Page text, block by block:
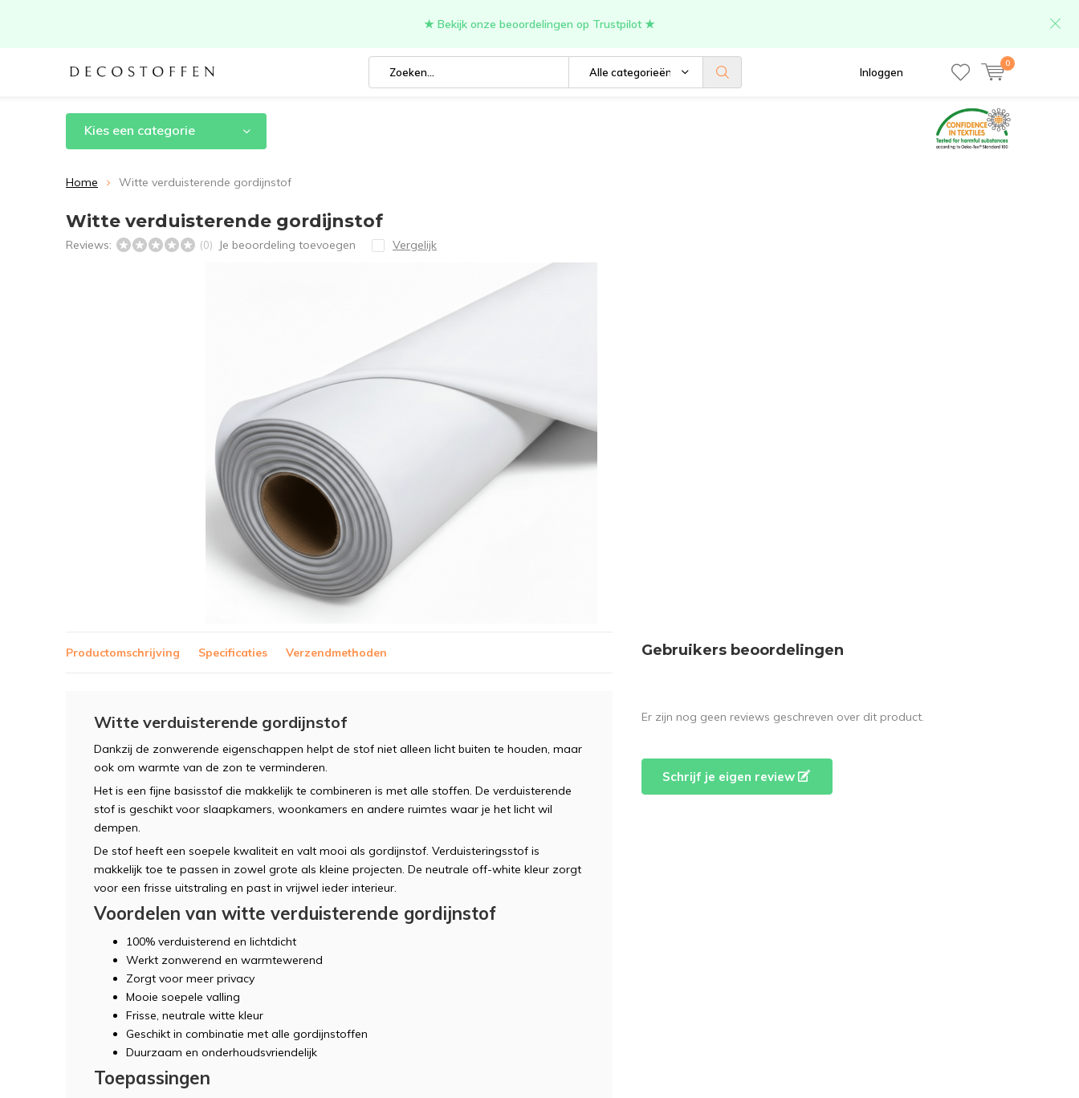
Alle categorieën Inloggen
0
★ Bekijk onze beoordelingen op Trustpilot ★
Kies een categorie
Home Witte verduisterende gordijnstof
Witte verduisterende gordijnstof
Reviews: (0) Je beoordeling toevoegen Vergelijk
Productomschrijving Specificaties Verzendmethoden
Witte verduisterende gordijnstof
Dankzij de zonwerende eigenschappen helpt de stof niet alleen licht buiten te houden, maar
ook om warmte van de zon te verminderen.
Het is een fijne basisstof die makkelijk te combineren is met alle stoffen. De verduisterende
stof is geschikt voor slaapkamers, woonkamers en andere ruimtes waar je het licht wil
dempen.
De stof heeft een soepele kwaliteit en valt mooi als gordijnstof. Verduisteringsstof is
makkelijk toe te passen in zowel grote als kleine projecten. De neutrale off-white kleur zorgt
voor een frisse uitstraling en past in vrijwel ieder interieur.
Voordelen van witte verduisterende gordijnstof
100% verduisterend en lichtdicht
Werkt zonwerend en warmtewerend
Zorgt voor meer privacy
Mooie soepele valling
Frisse, neutrale witte kleur
Geschikt in combinatie met alle gordijnstoffen
Duurzaam en onderhoudsvriendelijk
Toepassingen
Gebruikers beoordelingen
Er zijn nog geen reviews geschreven over dit product.
Schrijf je eigen review